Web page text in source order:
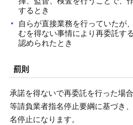
するとき
自らが直接業務を行っていたが
むを得ない事情により再委託す
認められたとき
罰則
承諾を得ないで再委託を行った場
等請負業者指名停止要綱に基づき
名停止になります。